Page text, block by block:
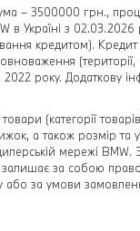
– 3500000 грн.,
в Україні з
кредитом). Кредит
2022 року.
(категорії
а також розмір
мережі
за собою
за умови